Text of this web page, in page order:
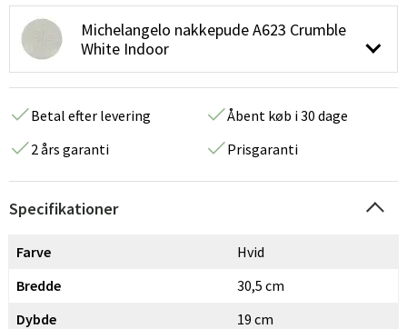
Michelangelo nakkepude A623 Crumble
White Indoor
Betal efter levering
Åbent køb i 30 dage
2 års garanti
Prisgaranti
Specifikationer
Farve
Hvid
Bredde
30,5 cm
Dybde
19 cm